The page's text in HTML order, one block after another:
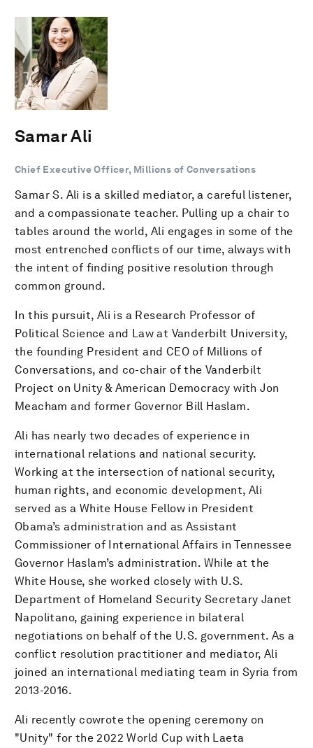
Samar Ali
Chief Executive Officer, Millions of Conversations
Samar S. Ali is a skilled mediator, a careful listener,
and a compassionate teacher. Pulling up a chair to
tables around the world, Ali engages in some of the
most entrenched conflicts of our time, always with
the intent of finding positive resolution through
common ground.
In this pursuit, Ali is a Research Professor of
Political Science and Law at Vanderbilt University,
the founding President and CEO of Millions of
Conversations, and co-chair of the Vanderbilt
Project on Unity & American Democracy with Jon
Meacham and former Governor Bill Haslam.
Ali has nearly two decades of experience in
international relations and national security.
Working at the intersection of national security,
human rights, and economic development, Ali
served as a White House Fellow in President
Obama’s administration and as Assistant
Commissioner of International Affairs in Tennessee
Governor Haslam’s administration. While at the
White House, she worked closely with U.S.
Department of Homeland Security Secretary Janet
Napolitano, gaining experience in bilateral
negotiations on behalf of the U.S. government. As a
conflict resolution practitioner and mediator, Ali
joined an international mediating team in Syria from
2013-2016.
Ali recently cowrote the opening ceremony on
"Unity" for the 2022 World Cup with Laeta